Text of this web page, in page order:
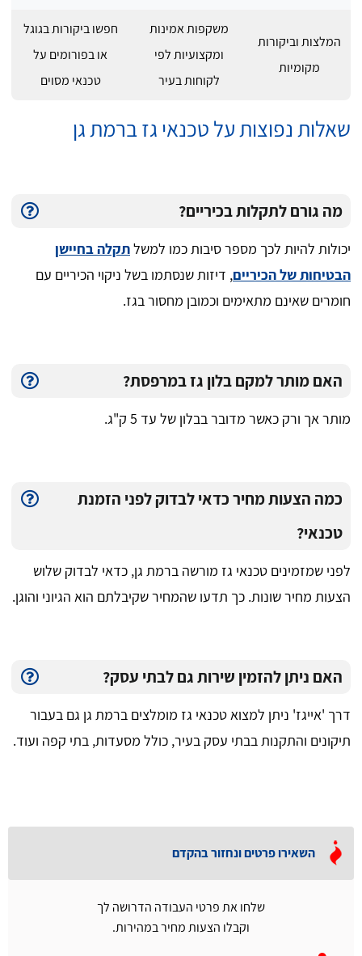
המלצות וביקורות
מקומיות
משקפות אמינות
ומקצועיות לפי
לקוחות בעיר
חפשו ביקורות בגוגל
או בפורומים על
טכנאי מסוים
שאלות נפוצות על טכנאי גז ברמת גן
מה גורם לתקלות בכיריים?
יכולות להיות לכך מספר סיבות כמו למשלתקלה בחיישן
הבטיחות של הכיריים, דיזות שנסתמו בשל ניקוי הכיריים עם
חומרים שאינם מתאימים וכמובן מחסור בגז.
האם מותר למקם בלון גז במרפסת?
מותר אך ורק כאשר מדובר בבלון של עד 5 ק"ג.
כמה הצעות מחיר כדאי לבדוק לפני הזמנת
טכנאי?
לפני שמזמינים טכנאי גז מורשה ברמת גן, כדאי לבדוק שלוש
הצעות מחיר שונות. כך תדעו שהמחיר שקיבלתם הוא הגיוני והוגן.
האם ניתן להזמין שירות גם לבתי עסק?
דרך 'אייגז' ניתן למצוא טכנאי גז מומלצים ברמת גן גם בעבור
תיקונים והתקנות בבתי עסק בעיר, כולל מסעדות, בתי קפה ועוד.
השאירו פרטים ונחזור בהקדם
שלחו את פרטי העבודה הדרושה לך
וקבלו הצעות מחיר במהירות.